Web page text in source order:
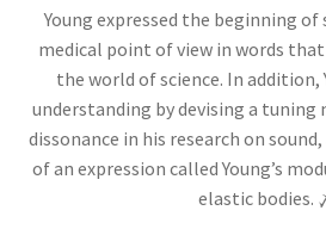
が学んだ
イギリス関係の
ニュートン・マクスウェルからディラ
Young expressed the beginning of
medical point of view in words
the world of science. In addition,
understanding by devising a
dissonance in his research on
of an expression called Young’s
elastic bodies.